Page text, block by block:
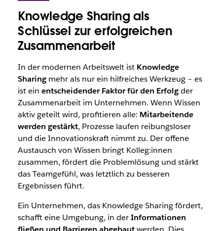
Knowledge Sharing als
Schlüssel zur erfolgreichen
Zusammenarbeit
In der modernen Arbeitswelt ist Knowledge
Sharingmehr als nur ein hilfreiches Werkzeug – es
ist ein entscheidender Faktor für den Erfolgder
Zusammenarbeit im Unternehmen. Wenn Wissen
aktiv geteilt wird, profitieren alle: Mitarbeitende
werden gestärkt, Prozesse laufen reibungsloser
und die Innovationskraft nimmt zu. Der offene
Austausch von Wissen bringt Kolleg:innen
zusammen, fördert die Problemlösung und stärkt
das Teamgefühl, was letztlich zu besseren
Ergebnissen führt.
Ein Unternehmen, das Knowledge Sharing fördert,
schafft eine Umgebung, in derInformationen